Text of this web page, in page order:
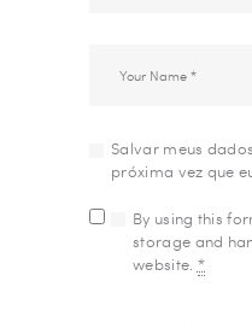
Salvar meus
próxima vez que
By using this
storage and
website. *